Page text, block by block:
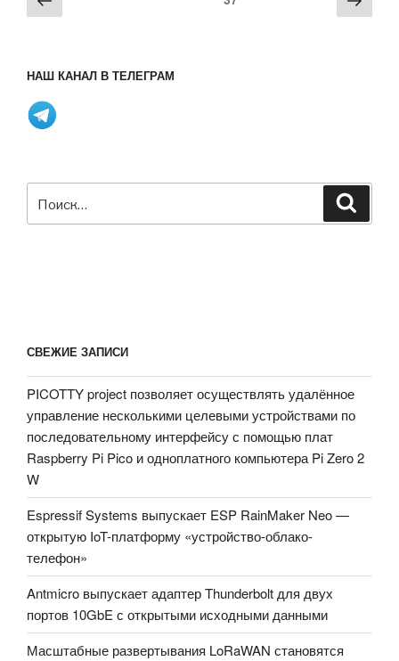
StarFive
записей
страница
НАШ КАНАЛ В ТЕЛЕГРАМ
СВЕЖИЕ ЗАПИСИ
PICOTTY project позволяет осуществлять удалённое
управление несколькими целевыми устройствами по
последовательному интерфейсу с помощью плат
Raspberry Pi Pico и одноплатного компьютера Pi Zero 2
W
Espressif Systems выпускает ESP RainMaker Neo —
открытую IoT-платформу «устройство-облако-
телефон»
Antmicro выпускает адаптер Thunderbolt для двух
портов 10GbE с открытыми исходными данными
Масштабные развертывания LoRaWAN становятся